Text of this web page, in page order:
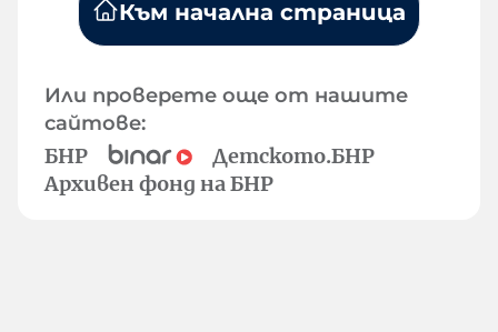
Към начална страница
Или проверете още от нашите
сайтове:
БНР
Детското.БНР
Архивен фонд на БНР